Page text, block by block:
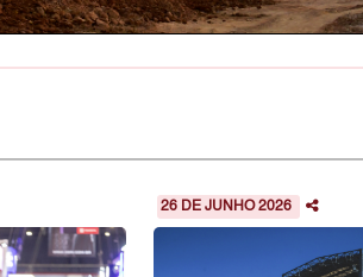
26 DE JUNHO 2026